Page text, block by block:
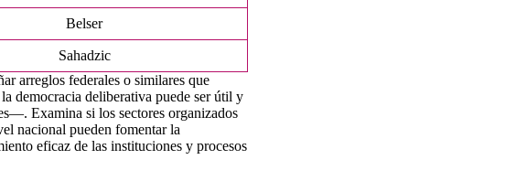
Belser
Sahadzic
arreglos federales o similares que
democracia deliberativa puede ser útil y
Examina si los sectores organizados
nacional pueden fomentar la
eficaz de las instituciones y procesos